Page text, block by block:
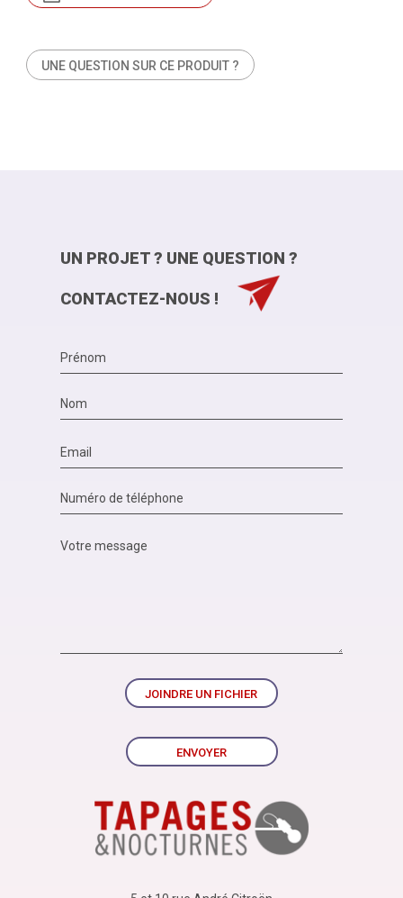
UNE QUESTION SUR CE PRODUIT ?
UN PROJET ? UNE QUESTION ?
CONTACTEZ-NOUS !
JOINDRE UN FICHIER
ENVOYER